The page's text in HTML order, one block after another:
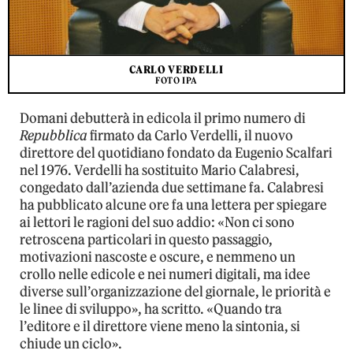
CARLO VERDELLI
FOTO IPA
Domani debutterà in edicola il primo numero di
Repubblicafirmato da Carlo Verdelli, il nuovo
direttore del quotidiano fondato da Eugenio Scalfari
nel 1976. Verdelli ha sostituito Mario Calabresi,
congedato dall’azienda due settimane fa. Calabresi
ha pubblicato alcune ore fa una lettera per spiegare
ai lettori le ragioni del suo addio: «Non ci sono
retroscena particolari in questo passaggio,
motivazioni nascoste e oscure, e nemmeno un
crollo nelle edicole e nei numeri digitali, ma idee
diverse sull’organizzazione del giornale, le priorità e
le linee di sviluppo», ha scritto. «Quando tra
l’editore e il direttore viene meno la sintonia, si
chiude un ciclo».